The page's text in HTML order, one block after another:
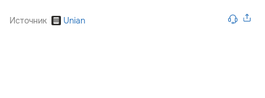
Источник Unian